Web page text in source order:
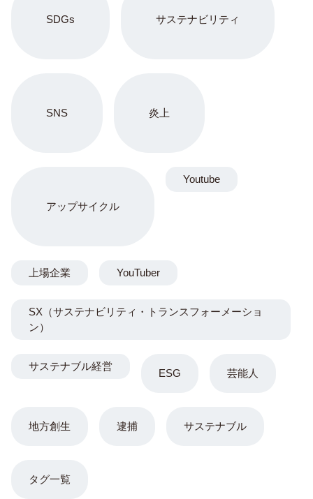
SDGs サステナビリティ
SNS 炎上
アップサイクル
ESG 芸能人
地方創生 逮捕 サステナブル
Youtube
上場企業 YouTuber
SX（サステナビリティ・トランスフォーメーショ
ン）
サステナブル経営
タグ一覧